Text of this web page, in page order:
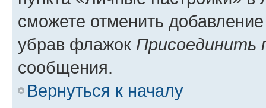
сможете отменить
убрав флажок Присоединить
сообщения.
Вернуться к началу